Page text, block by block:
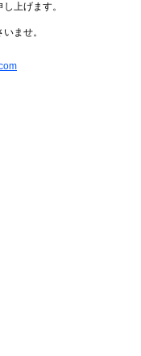
上げます。
ませ。